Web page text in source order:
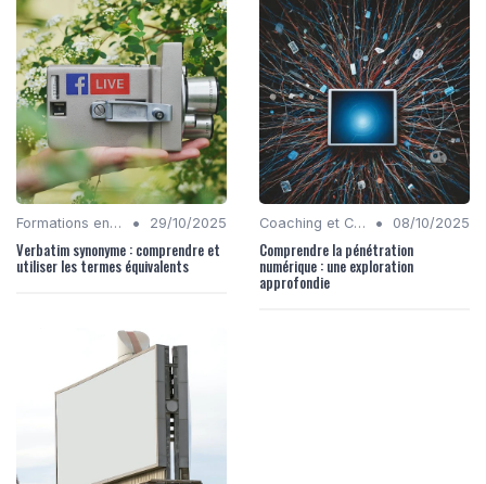
Formations en Compétences Digitales • 29/10/2025
Verbatim synonyme : comprendre et
utiliser les termes équivalents
Coaching et Conseil en Stratégie Numérique • 08/10/2025
Comprendre la pénétration
numérique : une exploration
approfondie